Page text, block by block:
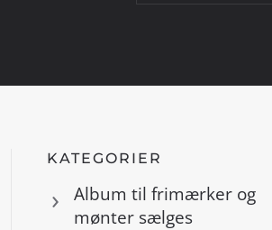
KATEGORIER
Album til frimærker og
mønter sælges